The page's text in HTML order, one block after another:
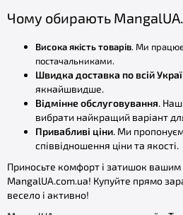
Чому обирають
Висока якість товарів. Ми
постачальниками.
Швидка доставка по всій
якнайшвидше.
Відмінне обслуговування.
вибрати найкращий варіант
Привабливі ціни. Ми
співвідношення ціни та якості.
Приносьте комфорт і затишок
MangalUA.com.ua! Купуйте прямо
весело і активно!